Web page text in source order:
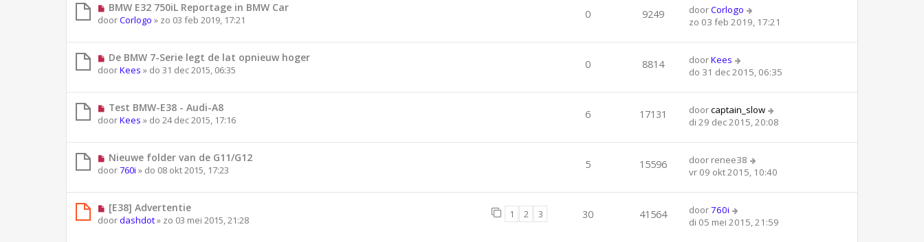
BMW E32 750iL Reportage in BMW Car
doorCorlogo » zo 03 feb 2019, 17:21 0 9249 doorCorlogo
zo 03 feb 2019, 17:21
De BMW 7-Serie legt de lat opnieuw hoger
doorKees » do 31 dec 2015, 06:35 0 8814 doorKees
do 31 dec 2015, 06:35
Test BMW-E38 - Audi-A8
doorKees » do 24 dec 2015, 17:16 6 17131 doorcaptain_slow
di 29 dec 2015, 20:08
Nieuwe folder van de G11/G12
door760i » do 08 okt 2015, 17:23 5 15596 door renee38
vr 09 okt 2015, 10:40
[E38] Advertentie
doordashdot» zo 03 mei 2015, 21:28 1 2 3 30 41564 door760i
di 05 mei 2015, 21:59